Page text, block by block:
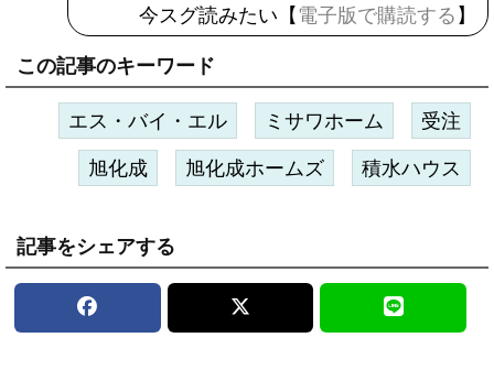
今スグ読みたい【 電子版で購読する 】
この記事のキーワード
エス・バイ・エル ミサワホーム 受注
旭化成 旭化成ホームズ 積水ハウス
記事をシェアする